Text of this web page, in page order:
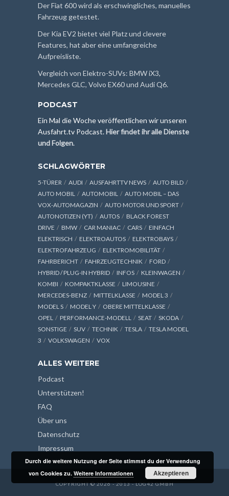
Der Fiat 600 wird als erschwingliches, manuelles
Fahrzeug getestet.
Der Kia EV2 bietet viel Platz und clevere
Features, hat aber eine umfangreiche
Aufpreisliste.
Vergleich von Elektro-SUVs: BMW iX3,
Mercedes GLC, Volvo EX60 und Audi Q6.
PODCAST
Ein Mal die Woche veröffentlichen wir unseren
Ausfahrt.tv Podcast.Hier findet ihr alle Dienste
und Folgen.
SCHLAGWÖRTER
5-TÜRER AUDI AUSFAHRTTV NEWS
AUTO BILD
AUTO MOBIL
AUTOMOBIL
AUTO MOBIL – DAS
VOX-AUTOMAGAZIN
AUTO MOTOR UND SPORT
AUTONOTIZEN (YT)
AUTOS
BLACK FOREST
DRIVE
BMW CAR MANIAC CARS
EINFACH
ELEKTRISCH
ELEKTROAUTOS
ELEKTROBAYS
ELEKTROFAHRZEUG
ELEKTROMOBILITÄT
FAHRBERICHT
FAHRZEUGTECHNIK
FORD
HYBRID / PLUG-IN HYBRID
INFOS
KLEINWAGEN
KOMBI
KOMPAKTKLASSE
LIMOUSINE
MERCEDES-BENZ
MITTELKLASSE
MODEL 3
MODEL S
MODEL Y
OBERE MITTELKLASSE
OPEL
PERFORMANCE-MODELL SEAT
SKODA
SONSTIGE
SUV TECHNIK TESLA
TESLA MODEL
3
VOLKSWAGEN VOX
ALLES WEITERE
Podcast
Unterstützen!
FAQ
Über uns
Datenschutz
Impressum
COPYRIGHT © 2026 - 2013 - LOG42 GMBH
Durch die weitere Nutzung der Seite stimmst du der Verwendung
von Cookies zu.Weitere Informationen Akzeptieren